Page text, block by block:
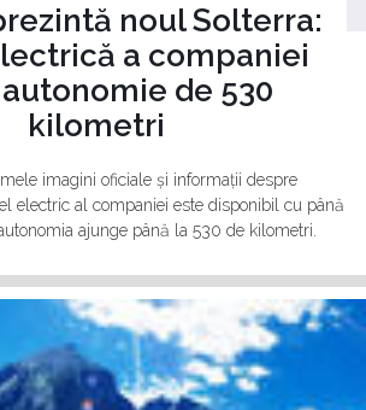
noul Solterra:
a companiei
de 530
kilometri
imagini oficiale și informații despre
electric al companiei este disponibil cu până
ajunge până la 530 de kilometri.